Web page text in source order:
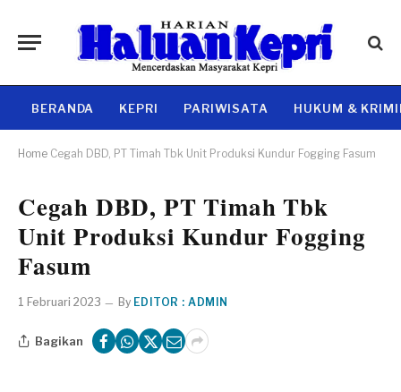
BERANDA KEPRI PARIWISATA HUKUM &
Home Cegah DBD, PT Timah Tbk Unit Produksi Kundur Fogging Fasum
Cegah DBD, PT Timah Tbk
Unit Produksi Kundur Fogging
Fasum
1 Februari 2023 By EDITOR : ADMIN
Bagikan